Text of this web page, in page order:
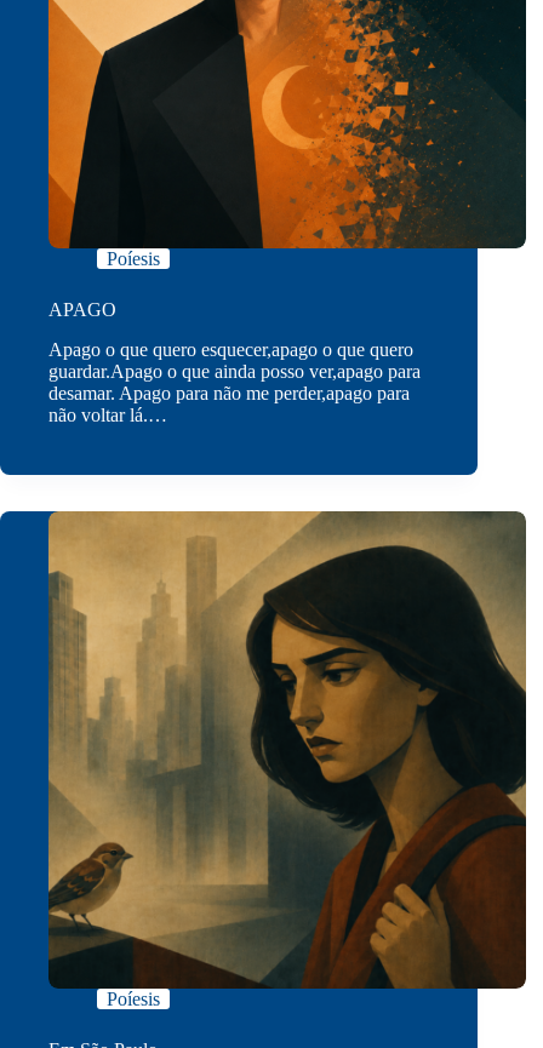
Poíesis
APAGO
Apago o que quero esquecer,apago o que quero
guardar.Apago o que ainda posso ver,apago para
desamar. Apago para não me perder,apago para
não voltar lá.…
Poíesis